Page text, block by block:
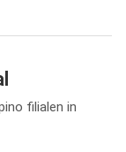
filialen in